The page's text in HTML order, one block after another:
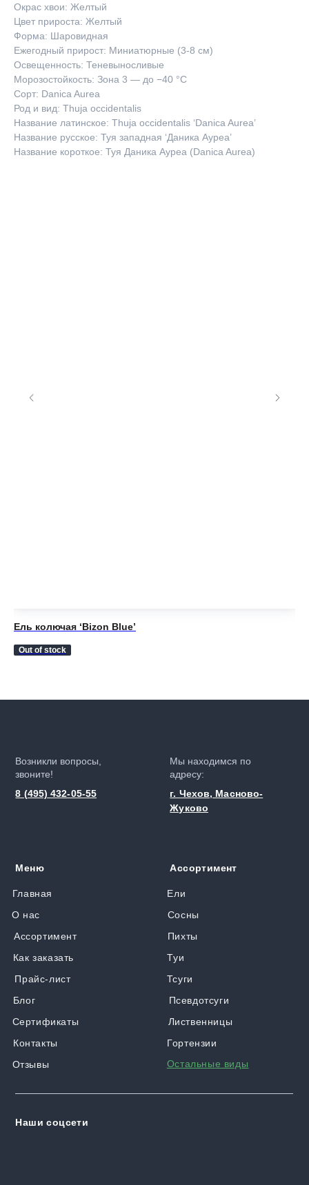
Окрас хвои: Желтый
Цвет прироста: Желтый
Форма: Шаровидная
Ежегодный прирост: Миниатюрные (3-8 см)
Освещенность: Теневыносливые
Морозостойкость: Зона 3 — до −40 °C
Сорт: Danica Aurea
Род и вид: Thuja occidentalis
Название латинское: Thuja occidentalis ‘Danica Aurea’
Название русское: Туя западная ‘Даника Ауреа’
Название короткое: Туя Даника Ауреа (Danica Aurea)
Ель колючая ‘Bizon Blue’
Out of stock
Возникли вопросы,
звоните!
8 (495) 432-05-55
Мы находимся по
адресу:
г. Чехов, Масново-
Жуково
Главная
Меню
О нас
Ассортимент
Как заказать
Прайс-лист
Отзывы
Контакты
Ели
Ассортимент
Сосны
Пихты
Туи
Тсуги
Псевдотсуги
Лиственницы
Гортензии
Наши соцсети
Остальные виды
Блог
Сертификаты